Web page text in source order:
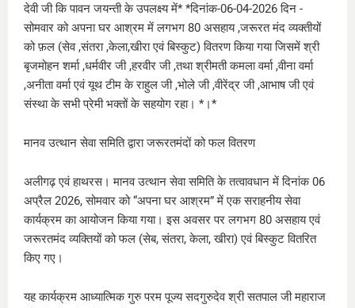
देवी जी कि पावन जयन्ती के उपलक्ष्य में* *दिनांक-06-04-2026 दिन -
सोमवार को अपना घर आश्रम में लगभग 80 असहाय ,जरूरत मंद व्यक्तीयों
को फ़ल (सेव ,संतरा ,केला,खीरा एवं बिस्कुट) वितरण किया गया जिसमें श्री
बृजमोहन शर्मा ,धर्मवीर जी ,हरवीर जी ,तथा श्रीमती कमला वर्मा ,वीना वर्मा
,अनीता वर्मा एवं यूथ टीम के राहुल जी ,भोले जी ,वीरेंद्र जी ,आभाष जी एवं
संस्था के सभी प्रेमी भक्तों के सहयोग रहा। *।*
मानव उत्थान सेवा समिति द्वारा जरूरतमंदों को फल वितरण
अलीगढ़ एवं हाथरस। मानव उत्थान सेवा समिति के तत्वावधान में दिनांक 06
अप्रैल 2026, सोमवार को “अपना घर आश्रम” में एक सराहनीय सेवा
कार्यक्रम का आयोजन किया गया। इस अवसर पर लगभग 80 असहाय एवं
जरूरतमंद व्यक्तियों को फल (सेब, संतरा, केला, खीरा) एवं बिस्कुट वितरित
किए गए।
यह कार्यक्रम आध्यात्मिक गुरु परम पूज्य सदगुरुदेव श्री सतपाल जी महाराज